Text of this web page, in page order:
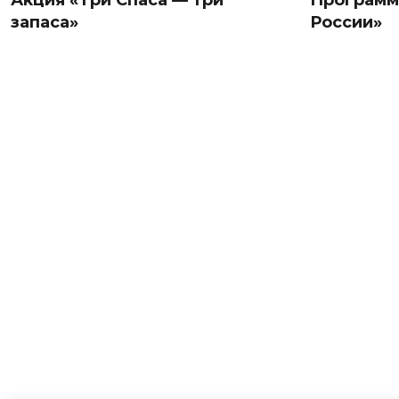
запаса»
России»